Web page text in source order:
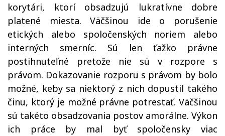
korytári, ktorí obsadzujú lukratívne dobre
platené miesta. Väčšinou ide o porušenie
etických alebo spoločenských noriem alebo
interných smerníc. Sú len ťažko právne
postihnuteľné pretože nie sú v rozpore s
právom. Dokazovanie rozporu s právom by bolo
možné, keby sa niektorý z nich dopustil takého
činu, ktorý je možné právne potrestať. Väčšinou
sú takéto obsadzovania postov amorálne. Výkon
ich práce by mal byť spoločensky viac